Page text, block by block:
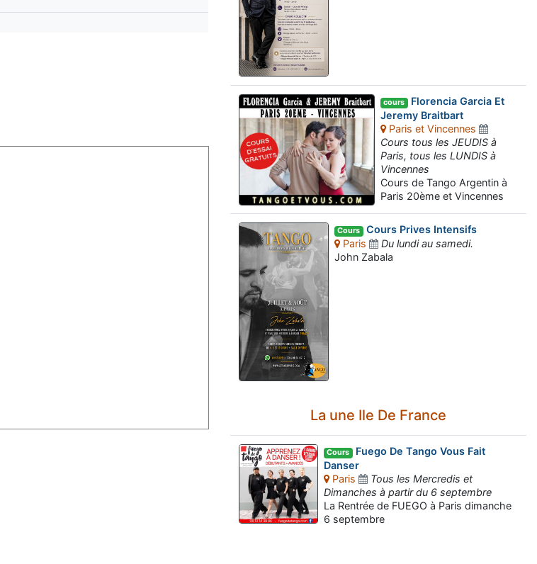
cours Florencia Garcia Et
Jeremy Braitbart
Paris et Vincennes
Cours tous les JEUDIS à
Paris, tous les LUNDIS à
Vincennes
Cours de Tango Argentin à
Paris 20ème et Vincennes
Cours Cours Prives Intensifs
Paris
Du lundi au samedi.
John Zabala
La une Ile De France
Cours Fuego De Tango Vous Fait
Danser
Paris
Tous les Mercredis et
Dimanches à partir du 6 septembre
La Rentrée de FUEGO à Paris dimanche
6 septembre
Assistant tango-argentin.fr
Questions sur les milongas, cours et stages